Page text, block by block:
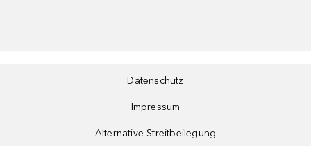
Datenschutz
Impressum
Alternative Streitbeilegung